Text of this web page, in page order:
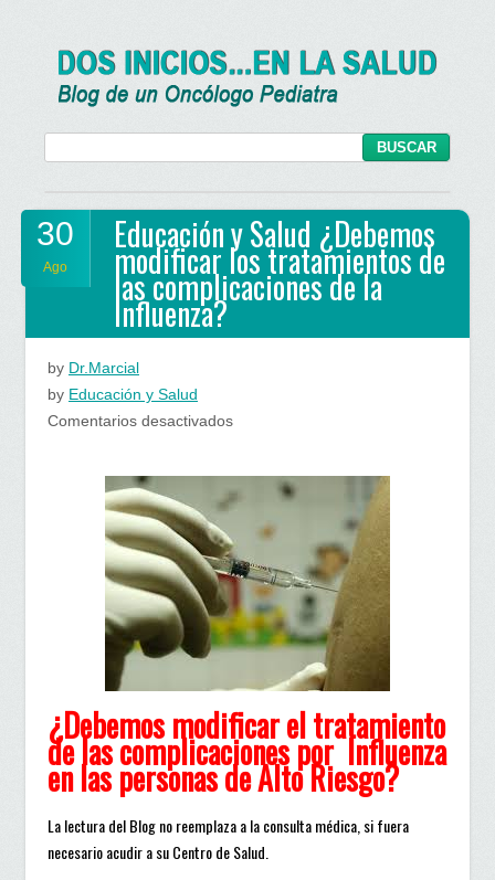
30
Ago
Educación y Salud ¿Debemos
modificar los tratamientos de
las complicaciones de la
Influenza?
by Dr.Marcial
by Educación y Salud
Comentarios desactivadosen
y
Salud
¿Debemos
modificar
los
tratamientos
de
complicaciones
de
la
Influenza?
¿Debemos modificar el tratamiento
de las complicaciones por Influenza
en las personas de Alto Riesgo?
La lectura del Blog no reemplaza a la consulta médica, si fuera
necesario acudir a su Centro de Salud.